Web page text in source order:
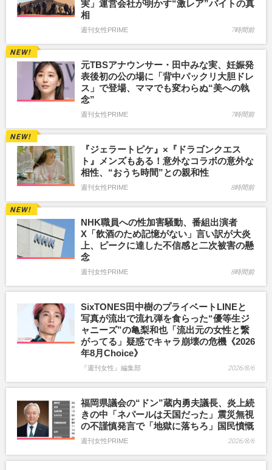
実」運営会社が明かす“激レア”バイトの真
相
週刊女性PRIME 7時間前
元TBSアナウンサー・田中みな実、妊娠発
表後初の公の場に「背中パックリ大胆ドレ
ス」で登場、ママでも変わらぬ“美への執
念”
週刊女性PRIME 7時間前
『ジェラートピケ』×『ドラゴンクエス
ト』メンズもある！意外なコラボの意外な
相性、“おうち時間”との親和性
週刊女性PRIME 8時間前
NHK職員への性加害騒動、番組出演者
X「飲酒のため記憶がない」言い訳が大炎
上、ピークに達した不信感と二次被害の懸
念
週刊女性PRIME 8時間前
SixTONES田中樹のプライベートLINEと
写真が流出で流れ弾を食らった“優等生ジ
ャニーズ”の亀梨和也「流出元の女性と繋
がってる」疑惑でキャラ崩壊の危機《2026
年8月Choice》
『週刊女性』編集部 2026/8/6
福岡県議会の“ドン”蔵内勇夫議長、炎上続
きの中「ネパールは天国だった」震災無視
の不謹慎発言で「地獄に落ちろ」国民憤慨
週刊女性PRIME 2026/8/6